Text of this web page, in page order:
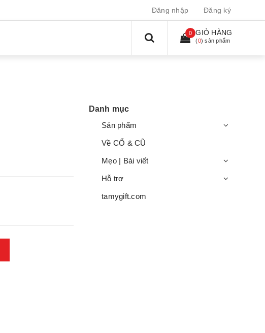
Đăng nhập Đăng ký
0 GIỎ HÀNG
(0) sản phẩm
Danh mục
Sản phẩm
Về CỔ & CŨ
Mẹo | Bài viết
Hỗ trợ
tamygift.com